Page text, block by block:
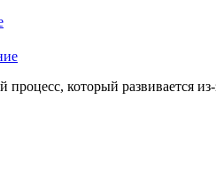
который развивается